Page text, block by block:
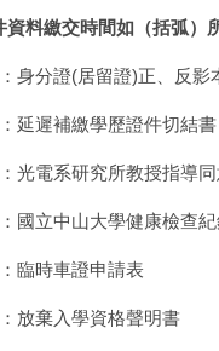
資料繳交時間如（括弧）
身分證(居留證)正、反影
延遲補繳學歷證件切結書
光電系研究所教授指導
國立中山大學健康檢查
臨時車證申請表
放棄入學資格聲明書